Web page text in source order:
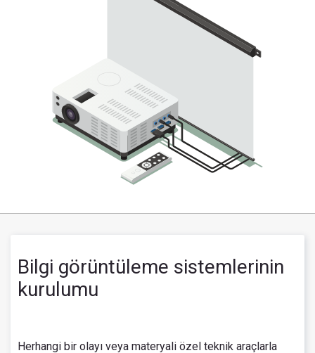
Bilgi görüntüleme sistemlerinin
kurulumu
Herhangi bir olayı veya materyali özel teknik araçlarla